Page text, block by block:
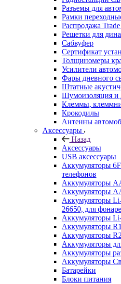
Разъемы для
Рамки
Распродажа
Решетки для
Сабвуфер
Сертификат
Толщиномеры
Усилители
Фары дневного
Штатные
Шумоизоляция и
Клеммы,
Крокодилы
Антенны
Аксессуары
Назад
Аксессуары
USB аксессуары
Аккумуляторы
телефонов
Аккумуляторы
Аккумуляторы
Аккумуляторы
26650, для
Аккумуляторы
Аккумуляторы
Аккумуляторы
Аккумуляторы
Аккумуляторы
Аккумуляторы
Батарейки
Блоки питания